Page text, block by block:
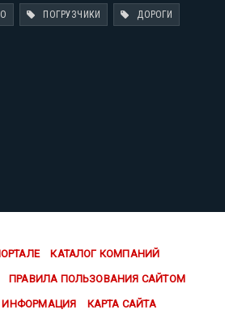
ПОГРУЗЧИКИ ДОРОГИ
КАТАЛОГ КОМПАНИЙ
ПРАВИЛА ПОЛЬЗОВАНИЯ САЙТОМ
ИНФОРМАЦИЯ КАРТА САЙТА